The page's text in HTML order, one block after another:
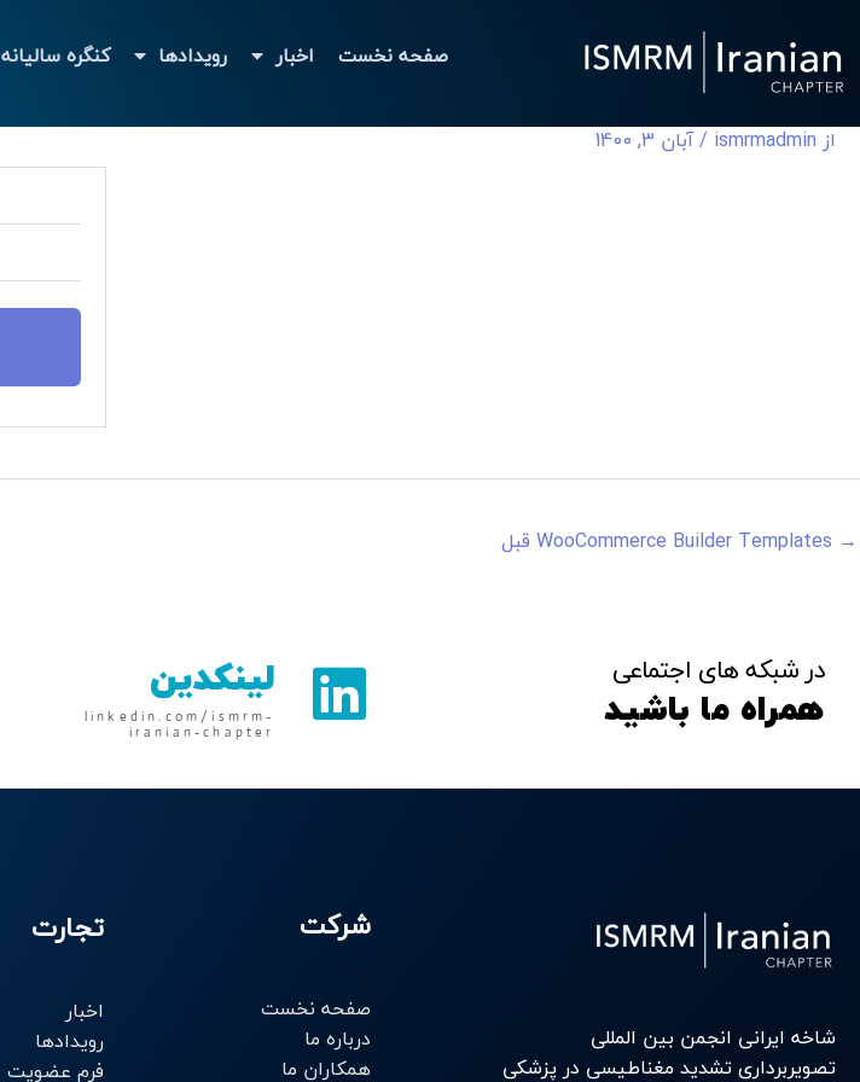
محتوا
صفحه نخست اخبار رویدادها کنگره سالیانه
از ismrmadmin
/آبان 3, 1400
→
در شبکه های اجتماعی
همراه ما باشید
لینکدین
linkedin.com/ismrm-
iranian-chapter
شاخه ایرانی انجمن بین المللی
تصویربرداری تشدید مغناطیسی در پزشکی
شرکت
صفحه نخست
درباره ما
همکاران ما
تجارت
اخبار
رویدادها
فرم عضویت